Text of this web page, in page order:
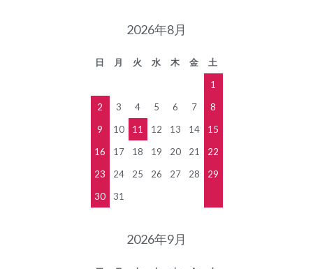
2026年8月
日 月 火 水 木 金
土
1
2
3 4 5 6 7
8
9
10 11 12 13 14
15
16
17 18 19 20 21
22
23
24 25 26 27 28
29
30
31
2026年9月